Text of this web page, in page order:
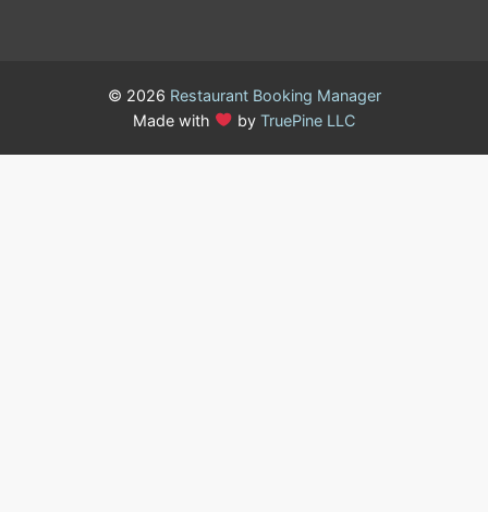
© 2026 Restaurant Booking Manager
Made with
by TruePine LLC